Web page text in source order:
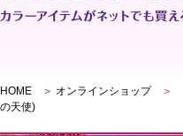
HOME ＞ オンラインショップ ＞
の天使)